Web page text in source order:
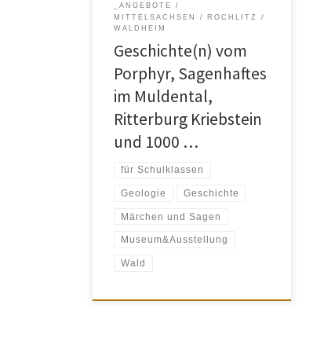
Dinge über Rochlitz und seine
reizvolle Umgebung mit dem
einzigartigen Porphyrtuff, tauchen ein
in die Geschichte […]
_ANGEBOTE
MITTELSACHSEN
ROCHLITZ
WALDHEIM
Geschichte(n) vom
Porphyr, Sagenhaftes
im Muldental,
Ritterburg Kriebstein
und 1000 …
für Schulklassen
Geologie Geschichte
Märchen und Sagen
Museum&Ausstellung
Wald